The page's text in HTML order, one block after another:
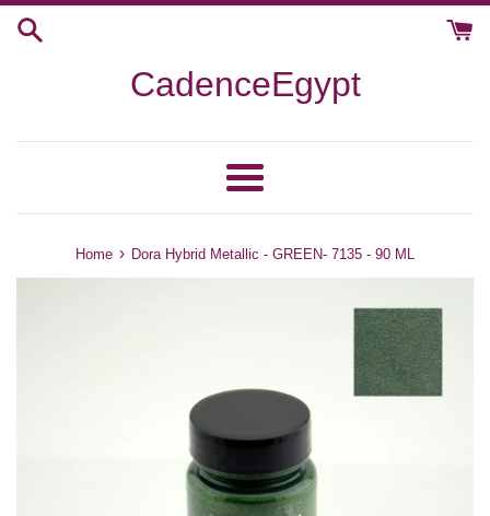
Skip
CadenceEgypt
Menu
Home › Dora Hybrid Metallic - GREEN- 7135 - 90 ML